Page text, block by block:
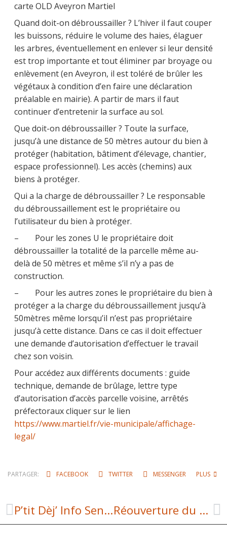
carte OLD Aveyron Martiel
Quand doit-on débroussailler ? L’hiver il faut couper
les buissons, réduire le volume des haies, élaguer
les arbres, éventuellement en enlever si leur densité
est trop importante et tout éliminer par broyage ou
enlèvement (en Aveyron, il est toléré de brûler les
végétaux à condition d’en faire une déclaration
préalable en mairie). A partir de mars il faut
continuer d’entretenir la surface au sol.
Que doit-on débroussailler ? Toute la surface,
jusqu’à une distance de 50 mètres autour du bien à
protéger (habitation, bâtiment d’élevage, chantier,
espace professionnel). Les accès (chemins) aux
biens à protéger.
Qui a la charge de débroussailler ? Le responsable
du débroussaillement est le propriétaire ou
l’utilisateur du bien à protéger.
– Pour les zones U le propriétaire doit
débroussailler la totalité de la parcelle même au-
delà de 50 mètres et même s’il n’y a pas de
construction.
– Pour les autres zones le propriétaire du bien à
protéger a la charge du débroussaillement jusqu’à
50mètres même lorsqu’il n’est pas propriétaire
jusqu’à cette distance. Dans ce cas il doit effectuer
une demande d’autorisation d’effectuer le travail
chez son voisin.
Pour accédez aux différents documents : guide
technique, demande de brûlage, lettre type
d’autorisation d’accès parcelle voisine, arrêtés
préfectoraux cliquer sur le lien
https://www.martiel.fr/vie-municipale/affichage-
legal/
PARTAGER: FACEBOOK TWITTER MESSENGER PLUS
P’tit Dèj’ Info Seniors Réouverture du guichet MaPrimeRénov’